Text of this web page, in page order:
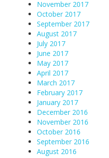
November 2017
October 2017
September 2017
August 2017
July 2017
June 2017
May 2017
April 2017
March 2017
February 2017
January 2017
December 2016
November 2016
October 2016
September 2016
August 2016